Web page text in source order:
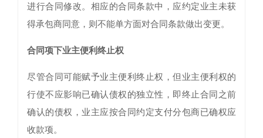
进行合同修改。相应的合同条款中，应约定业主未获
得承包商同意，则不能单方面对合同条款做出变更。
合同项下业主便利终止权
尽管合同可能赋予业主便利终止权，但业主便利权的
行使不应影响已确认债权的独立性，即终止合同之前
确认的债权，业主应按合同约定支付分包商已确权应
收款项。